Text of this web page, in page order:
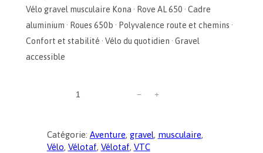
Vélo gravel musculaire Kona · Rove AL 650 · Cadre
aluminium · Roues 650b · Polyvalence route et chemins ·
Confort et stabilité · Vélo du quotidien · Gravel
accessible
− +
Catégorie: Aventure, gravel, musculaire
Vélo, Vélotaf, Vélotaf, VTC